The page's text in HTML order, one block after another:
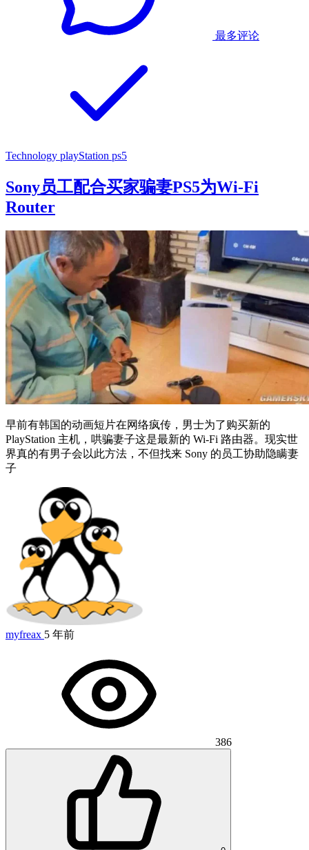
最多评论
Technology playStation ps5
Sony员工配合买家骗妻PS5为Wi-Fi
Router
早前有韩国的动画短片在网络疯传，男士为了购买新的
PlayStation 主机，哄骗妻子这是最新的 Wi-Fi 路由器。现实世
界真的有男子会以此方法，不但找来 Sony 的员工协助隐瞒妻
子
myfreax 5 年前
386